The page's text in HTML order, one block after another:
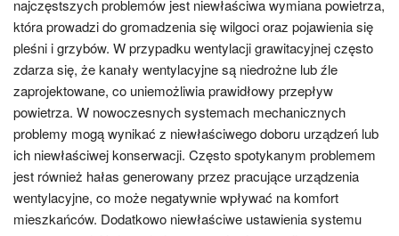
najczęstszych problemów jest niewłaściwa wymiana powietrza,
która prowadzi do gromadzenia się wilgoci oraz pojawienia się
pleśni i grzybów. W przypadku wentylacji grawitacyjnej często
zdarza się, że kanały wentylacyjne są niedrożne lub źle
zaprojektowane, co uniemożliwia prawidłowy przepływ
powietrza. W nowoczesnych systemach mechanicznych
problemy mogą wynikać z niewłaściwego doboru urządzeń lub
ich niewłaściwej konserwacji. Często spotykanym problemem
jest również hałas generowany przez pracujące urządzenia
wentylacyjne, co może negatywnie wpływać na komfort
mieszkańców. Dodatkowo niewłaściwe ustawienia systemu